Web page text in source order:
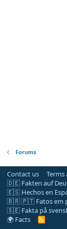
Forums
Contact us Terms
🇩🇪 Fakten auf
🇪🇸 Hechos en
🇧🇷 🇵🇹 Fatos em
🇸🇪 Fakta på
🌍 Facts
R